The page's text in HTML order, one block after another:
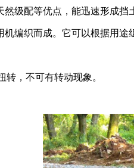
配等优点，能迅速形成挡
织而成。它可以根据用途
，不可有转动现象。